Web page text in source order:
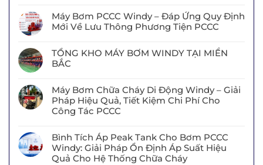
Máy Bơm PCCC Windy – Đáp Ứng Quy Định
Mới Về Lưu Thông Phương Tiện PCCC
TỔNG KHO MÁY BƠM WINDY TẠI MIỀN
BẮC
Máy Bơm Chữa Cháy Di Động Windy – Giải
Pháp Hiệu Quả, Tiết Kiệm Chi Phí Cho
Công Tác PCCC
Bình Tích Áp Peak Tank Cho Bơm PCCC
Windy: Giải Pháp Ổn Định Áp Suất Hiệu
Quả Cho Hệ Thống Chữa Cháy